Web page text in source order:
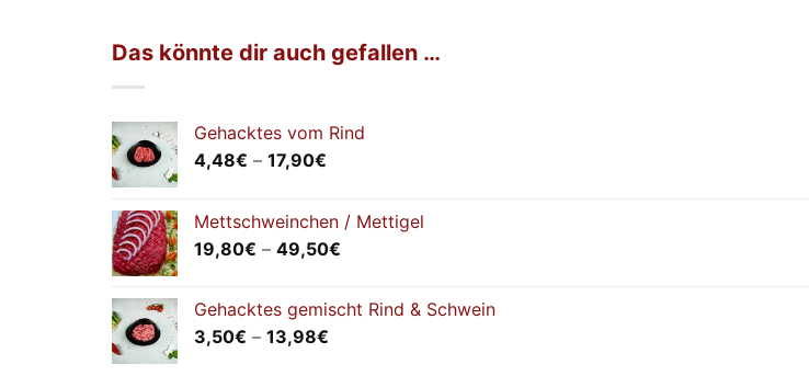
Das könnte dir auch gefallen …
Gehacktes vom Rind
4,48€ – 17,90€
17,90€
Mettschweinchen / Mettigel
19,80€ – 49,50€
49,50€
Gehacktes gemischt Rind & Schwein
3,50€ – 13,98€